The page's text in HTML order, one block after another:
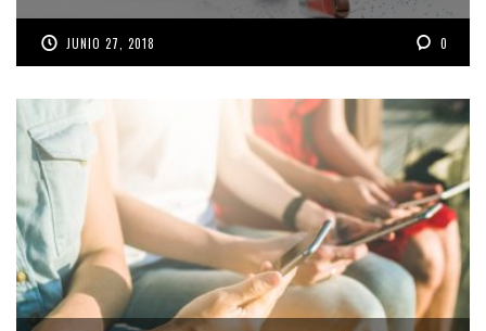
JUNIO 27, 2018 0